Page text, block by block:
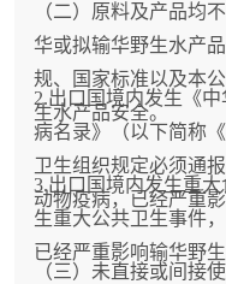
（二）原料及产品均
华或拟输华野生水产
规、国家标准以及本
生水产品安全。
2.出口国境内发生《
病名录》（以下简称
卫生组织规定必须通
动物疫病，已经严重
3.出口国境内发生重
生重大公共卫生事件
已经严重影响输华野
（三）未直接或间接